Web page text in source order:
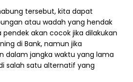
tersebut, kita dapat
atau wadah yang hendak
akan cocok jika dilakukan
di Bank, namun jika
dalam jangka waktu yang lama
salah satu alternatif yang